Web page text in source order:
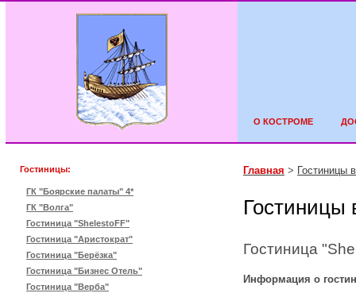
О КОСТРОМЕ
Гостиницы:
ГК "Боярские палаты" 4*
ГК "Волга"
Гостиница "ShelestoFF"
Гостиница "Аристократ"
Гостиница "Берёзка"
Гостиница "Бизнес Отель"
Гостиница "Верба"
Главная > Гостиницы
Гостиницы
Гостиница
Информация о